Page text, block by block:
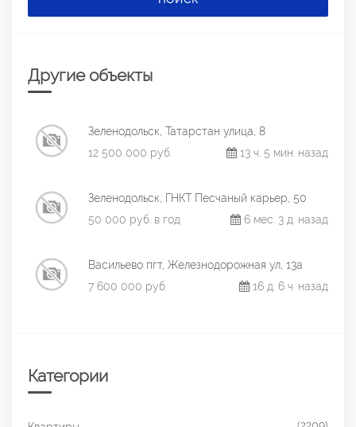
Другие объекты
Зеленодольск, Татарстан улица, 8
12 500 000 руб.
13 ч. 5 мин. назад
Зеленодольск, ГНКТ Песчаный карьер, 50
50 000 руб. в год
6 мес. 3 д. назад
Васильево пгт, Железнодорожная ул, 13а
7 600 000 руб.
16 д. 6 ч. назад
Категории